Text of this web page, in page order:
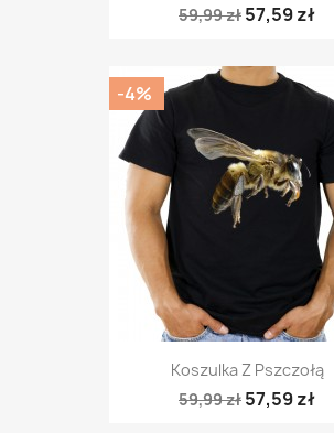
59,99 zł 57,59 zł
Koszulka Z Pszczołą
59,99 zł 57,59 zł
-4%